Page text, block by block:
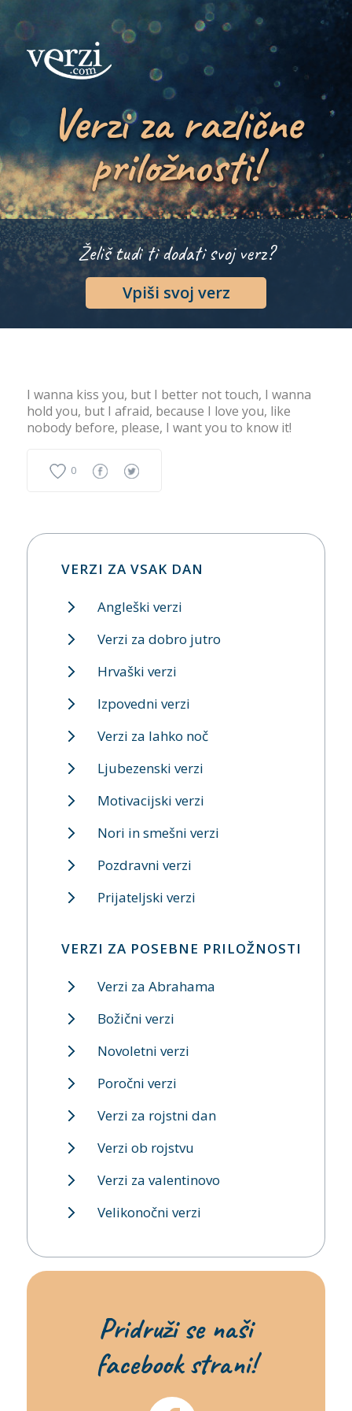
Verzi za različne
priložnosti!
Želiš tudi ti dodati svoj verz?
Vpiši svoj verz
I wanna kiss you, but I better not touch, I wanna
hold you, but I afraid, because I love you, like
nobody before, please, I want you to know it!
0
VERZI ZA VSAK DAN
Angleški verzi
Verzi za dobro jutro
Hrvaški verzi
Izpovedni verzi
Verzi za lahko noč
Ljubezenski verzi
Motivacijski verzi
Nori in smešni verzi
Pozdravni verzi
Prijateljski verzi
VERZI ZA POSEBNE PRILOŽNOSTI
Verzi za Abrahama
Božični verzi
Novoletni verzi
Poročni verzi
Verzi za rojstni dan
Verzi ob rojstvu
Verzi za valentinovo
Velikonočni verzi
Pridruži se naši
facebook strani!